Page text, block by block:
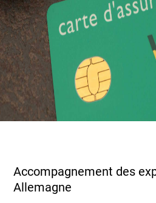
Accompagnement des
Allemagne